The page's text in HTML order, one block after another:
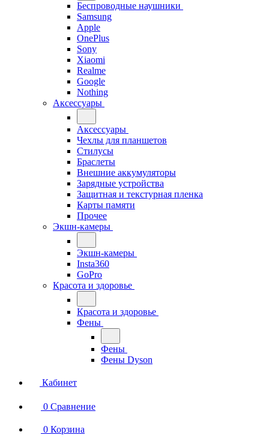
Беспроводные наушники
Samsung
Apple
OnePlus
Sony
Xiaomi
Realme
Google
Nothing
Аксессуары
Аксессуары
Чехлы для планшетов
Стилусы
Браслеты
Внешние аккумуляторы
Зарядные устройства
Защитная и текстурная пленка
Карты памяти
Прочее
Экшн-камеры
Экшн-камеры
Insta360
GoPro
Красота и здоровье
Красота и здоровье
Фены
Фены
Фены Dyson
Кабинет
0 Сравнение
0 Корзина